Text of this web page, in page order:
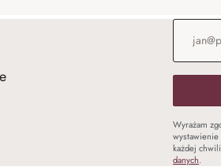
Adres e-
Wyrażam
każdej
danych.